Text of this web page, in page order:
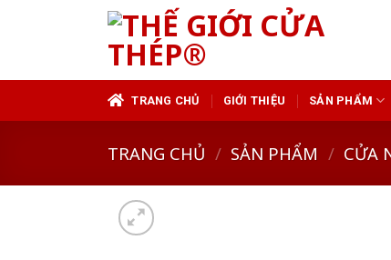
TRANG CHỦ GIỚI THIỆU SẢN PHẨM
TRANG CHỦ / SẢN PHẨM / CỬA